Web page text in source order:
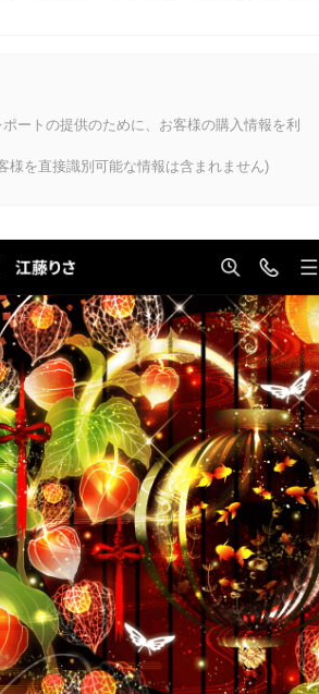
ートの提供のために、お客様の購入情報を利
様を直接識別可能な情報は含まれません)